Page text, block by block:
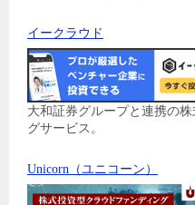
イークラウド
大和証券グループと連携の
グサービス。
Unicorn（ユニコーン）